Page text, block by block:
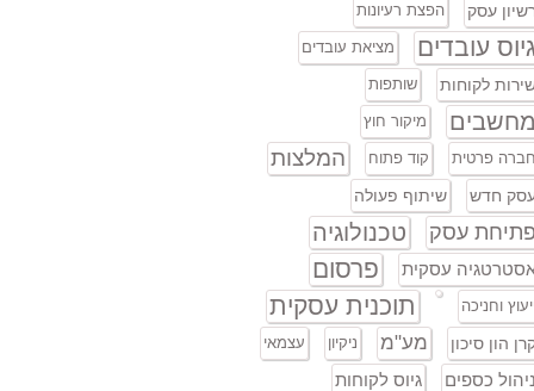
עסק
הפצת רעיונות
גיוס עובדים מציאת עובדים
לקוחות שותפות
מחשבים מיקור חוץ
חברה פרטית קוד פתוח המלצות
חדש שיתוף פעולה
פתיחת עסק טכנולוגיה
עסקית פרסום
וחניכה תוכנית עסקית
הון סיכון מע"מ ניקיון עצמאי
ניהול כספים
גיוס לקוחות